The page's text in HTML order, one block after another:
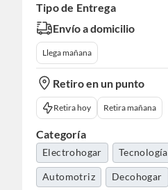
Tipo de Entrega
Envío a domicilio
Llega mañana
Retiro en un punto
Retira hoy Retira mañana
Categoría
Electrohogar Tecnología
Automotriz Decohogar